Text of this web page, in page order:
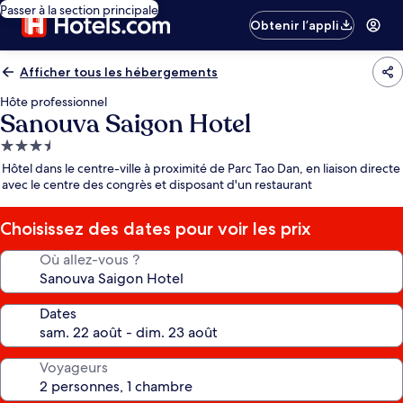
Passer à la section principale
Obtenir l’appli
Afficher tous les hébergements
Hôte professionnel
Sanouva Saigon Hotel
Hébergement
3.5 étoiles
Hôtel dans le centre-ville à proximité de Parc Tao Dan, en liaison directe
avec le centre des congrès et disposant d'un restaurant
Choisissez des dates pour voir les prix
Où allez-vous ?
Dates
Voyageurs